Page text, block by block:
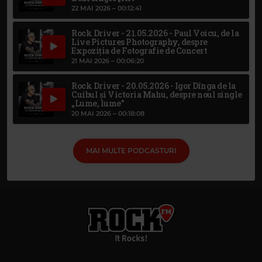
22 MAI 2026 – 00:12:41
Rock Driver - 21.05.2026 - Paul Voicu, de la
Live Pictures Photography, despre
Expoziția de Fotografie de Concert
21 MAI 2026 – 00:06:20
Rock Driver - 20.05.2026 - Igor Dînga de la
Cuibul și Victoria Mahu, despre noul single
„Lume, lume”
20 MAI 2026 – 00:18:08
MAI MULTE PODCASTURI